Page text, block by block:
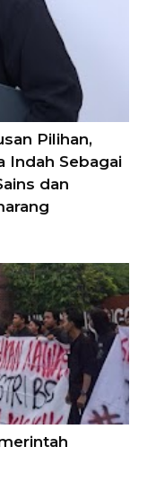
Pilihan,
Indah Sebagai
dan